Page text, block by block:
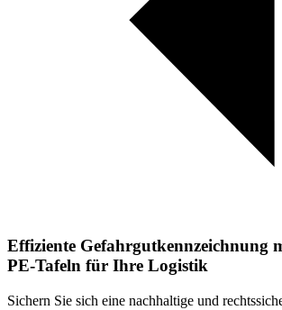
Effiziente Gefahrgutkennzeichnung
PE-Tafeln für Ihre Logistik
Sichern Sie sich eine nachhaltige und